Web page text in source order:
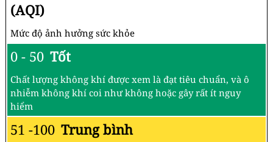
(AQI)
Mức độ ảnh hưởng sức khỏe
0 - 50 Tốt
Chất lượng không khí được xem là đạt tiêu chuẩn, và ô
nhiễm không khí coi như không hoặc gây rất ít nguy
hiểm
51 -100 Trung bình